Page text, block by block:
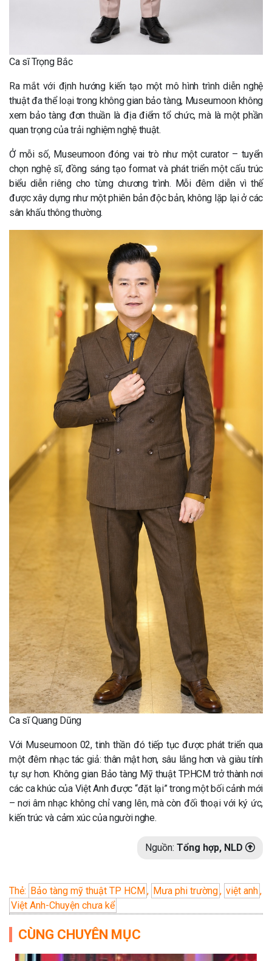
Ca sĩ Trọng Bắc
Ra mắt với định hướng kiến tạo một mô hình trình diễn nghệ
thuật đa thể loại trong không gian bảo tàng, Museumoon không
xem bảo tàng đơn thuần là địa điểm tổ chức, mà là một phần
quan trọng của trải nghiệm nghệ thuật.
Ở mỗi số, Museumoon đóng vai trò như một curator – tuyển
chọn nghệ sĩ, đồng sáng tạo format và phát triển một cấu trúc
biểu diễn riêng cho từng chương trình. Mỗi đêm diễn vì thế
được xây dựng như một phiên bản độc bản, không lặp lại ở các
sân khấu thông thường.
Ca sĩ Quang Dũng
Với Museumoon 02, tinh thần đó tiếp tục được phát triển qua
một đêm nhạc tác giả: thân mật hơn, sâu lắng hơn và giàu tính
tự sự hơn. Không gian Bảo tàng Mỹ thuật TP.HCM trở thành nơi
các ca khúc của Việt Anh được “đặt lại” trong một bối cảnh mới
– nơi âm nhạc không chỉ vang lên, mà còn đối thoại với ký ức,
kiến trúc và cảm xúc của người nghe.
Nguồn: Tổng hợp, NLD
Thẻ: Bảo tàng mỹ thuật TP HCM , Mưa phi trường, việt anh,
Việt Anh-Chuyện chưa kể
CÙNG CHUYÊN MỤC